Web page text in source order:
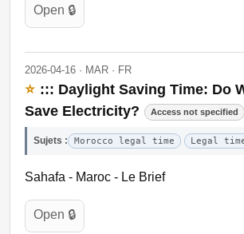
Open 🔒
2026-04-16 · MAR · FR
⭐ ::: Daylight Saving Time: Do
Save Electricity?
Access not specified
Sujets : Morocco legal time Legal
Sahafa - Maroc - Le Brief
Open 🔒